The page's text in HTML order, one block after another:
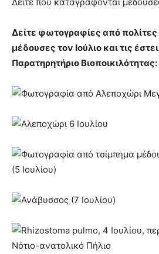
Δείτε φωτογραφίες από
μέδουσες τον Ιούλιο και τις
Παρατηρητήριο Βιοποικιλότητας: